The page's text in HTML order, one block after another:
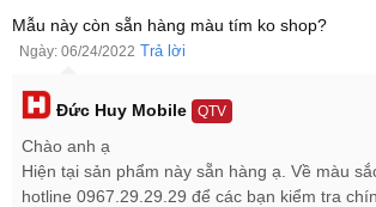
Bên cạnh đó khả năng hiển thị của mẫu
cũng được đánh giá cực cao với màu sắc trung
6.1 inch với độ phân giải 828 x 1792 pixels.
Mẫu này còn sẵn hàng màu tím ko shop?
Ngày: 06/24/2022 Trả lời
Đức Huy Mobile QTV
Chào anh ạ
Hiện tại sản phẩm này sẵn hàng ạ. Về màu
hotline 0967.29.29.29 để các bạn kiểm tra